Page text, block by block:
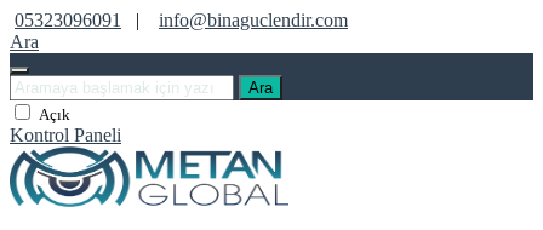
05323096091 |
info@binaguclendir.com
Ara
Ara
Açık
Kontrol Paneli